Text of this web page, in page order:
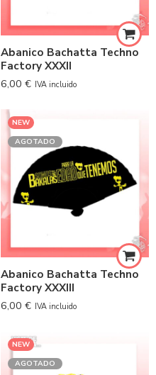
Abanico Bachatta Techno
Factory XXXII
6,00 € IVA incluido
NEW
AGOTADO
Abanico Bachatta Techno
Factory XXXIII
6,00 € IVA incluido
NEW
AGOTADO